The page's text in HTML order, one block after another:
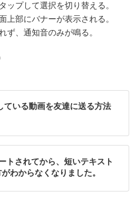
ップして選択を切り替える。
上部にバナーが表示される。
ず、通知音のみが鳴る。
いる動画を友達に送る方法
トされてから、短いテキスト
わからなくなりました。